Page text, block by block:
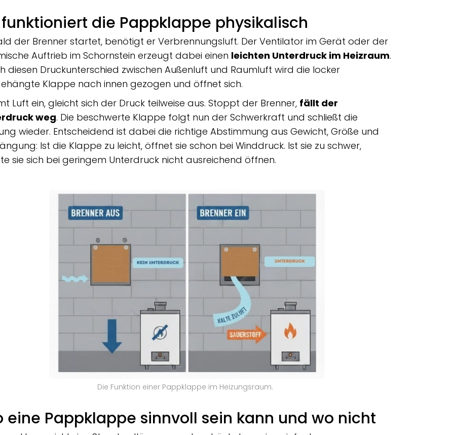
funktioniert die Pappklappe physikalisch
der Brenner startet, benötigt er Verbrennungsluft. Der Ventilator im Gerät oder der
Auftrieb im Schornstein erzeugt dabei einen leichten Unterdruck im Heizraum.
diesen Druckunterschied zwischen Außenluft und Raumluft wird die locker
Klappe nach innen gezogen und öffnet sich.
Luft ein, gleicht sich der Druck teilweise aus. Stoppt der Brenner, fällt der
weg. Die beschwerte Klappe folgt nun der Schwerkraft und schließt die
wieder. Entscheidend ist dabei die richtige Abstimmung aus Gewicht, Größe und
Ist die Klappe zu leicht, öffnet sie schon bei Winddruck. Ist sie zu schwer,
sie sich bei geringem Unterdruck nicht ausreichend öffnen.
Die Funktion einer Pappklappe im Heizungsraum.
eine Pappklappe sinnvoll sein kann und wo nicht